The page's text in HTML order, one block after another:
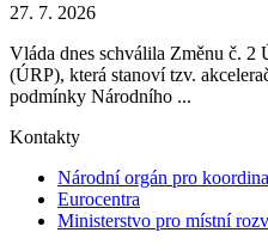
27. 7. 2026
Vláda dnes schválila Změnu č. 2
(ÚRP), která stanoví tzv.
podmínky Národního ...
Kontakty
Národní orgán pro
Eurocentra
Ministerstvo pro místní